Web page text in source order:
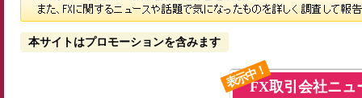
本サイトはプロモーションを含みます
表示中！FX取引会社ニュ